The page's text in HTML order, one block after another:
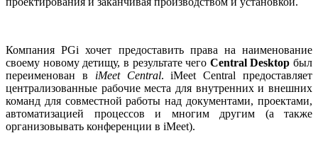
Компания PGi хочет предоставить права на наименование
своему новому детищу, в результате чего Central Desktop был
переименован в iMeet Central. iMeet Central предоставляет
централизованные рабочие места для внутренних и внешних
команд для совместной работы над документами, проектами,
автоматизацией процессов и многим другим (а также
организовывать конференции в iMeet).